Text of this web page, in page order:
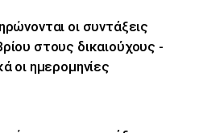
οι συντάξεις
στους δικαιούχους -
οι ημερομηνίες